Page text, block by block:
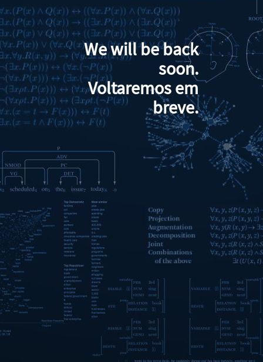
We will be back
soon.
Voltaremos em
breve.